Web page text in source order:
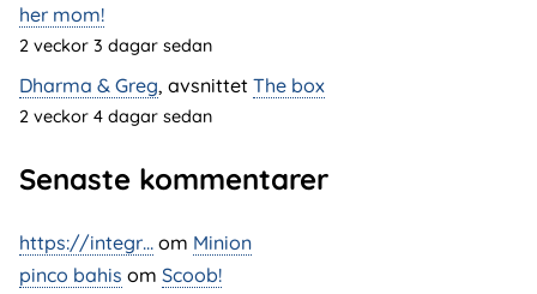
her mom!
2 veckor 3 dagar sedan
Dharma & Greg, avsnittet The box
2 veckor 4 dagar sedan
Senaste kommentarer
https://integr… om Minion
pinco bahis om Scoob!